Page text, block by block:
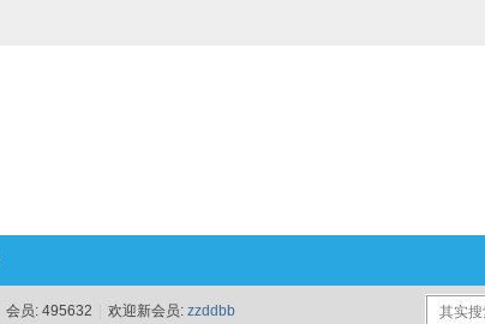
会员: 495632 欢迎新会员: zzddbb